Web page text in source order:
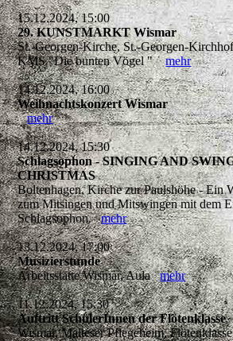
15.12.2024, 15:00
29. KUNSTMARKT Wismar
St.-Georgen-Kirche, St.-Georgen-
KMS "Die bunten Vögel "mehr
14.12.2024, 16:00
Weihnachtskonzert Wismar
mehr
14.12.2024, 15:30
Schlagsophon - SINGING AND
CHRISTMAS
Boltenhagen, Kirche zur Paulshöhe - Ein
zum Mitsingen und Mitswingen mit dem
Schlagsophon.mehr
13.12.2024, 17:00
Musizierstunde
Arbeitsstätte Wismar, Aulamehr
11.12.2024, 15:30
Auftritt SchülerInnen der Flötenklasse
Wismar, Malteser Pflegeheim,